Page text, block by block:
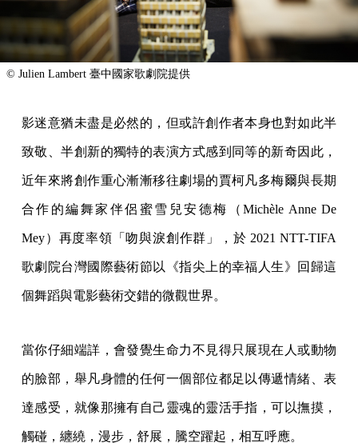
© Julien Lambert 臺中國家歌劇院提供
影迷意猶未盡是必然的，但或許創作者本身也對如此半
致敬、半創新的獨特的表演方式感到同等的新奇因此，
近年來將創作重心漸漸移往劇場的賈柯凡多梅爾與長期
合作的編舞家伴侶蜜雪兒安德梅（Michèle Anne De
Mey）再度率領「吻與淚創作群」，於 2021 NTT-TIFA
歌劇院台灣國際藝術節以《指尖上的幸福人生》回歸這
個舞蹈與電影藝術交錯的微觀世界。
當你仔細端詳，會發覺生命力不見得只展現在人或動物
的臉部，舉凡身體的任何一個部位都足以傳遞情緒、表
達感受，就像那擁有自己靈魂的靈活手指，可以撫摸，
觸碰，纏繞，漫步，舒展，騰空躍起，相互呼應。